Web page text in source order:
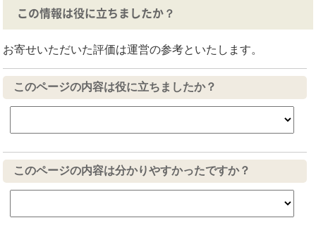
この情報は役に立ちましたか？
お寄せいただいた評価は運営の参考といたします。
このページの内容は役に立ちましたか？
このページの内容は分かりやすかったですか？